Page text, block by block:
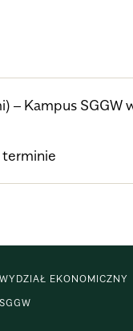
– Kampus SGGW
terminie
WYDZIAŁ EKONOMICZNY
SGGW